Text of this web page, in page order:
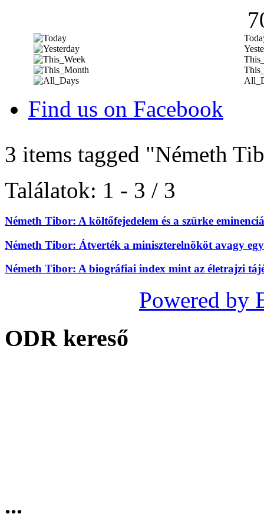
Find us on Facebook
3 items tagged "Németh
Találatok: 1 - 3 / 3
Németh Tibor: A költőfejedelem és a szürke
Németh Tibor: Átverték a miniszterelnököt avagy
Németh Tibor: A biográfiai index mint az életrajzi
Powered by
ODR kereső
...